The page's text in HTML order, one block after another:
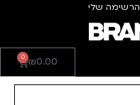
הרשימה שלי
₪0.00
0